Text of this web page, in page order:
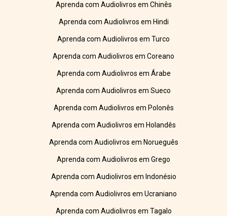
Aprenda com Audiolivros em Chinês
Aprenda com Audiolivros em Hindi
Aprenda com Audiolivros em Turco
Aprenda com Audiolivros em Coreano
Aprenda com Audiolivros em Árabe
Aprenda com Audiolivros em Sueco
Aprenda com Audiolivros em Polonês
Aprenda com Audiolivros em Holandês
Aprenda com Audiolivros em Norueguês
Aprenda com Audiolivros em Grego
Aprenda com Audiolivros em Indonésio
Aprenda com Audiolivros em Ucraniano
Aprenda com Audiolivros em Tagalo